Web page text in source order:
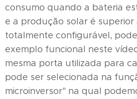
consumo quando a bateria
e a produção solar é superior
totalmente configurável,
exemplo funcional neste
mesma porta utilizada para
pode ser selecionada na
microinversor" na qual